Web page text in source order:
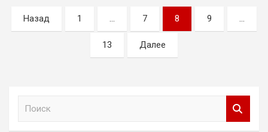
Пагинация
записей
Назад 1 … 7 8 9 …
13 Далее